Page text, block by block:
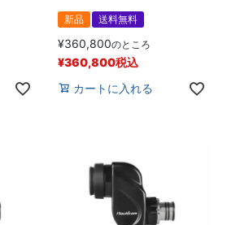
新品 送料無料
¥360,800のところ
¥360,800税込
カートに入れる